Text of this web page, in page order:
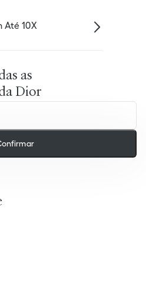
Até 10X
as
Dior